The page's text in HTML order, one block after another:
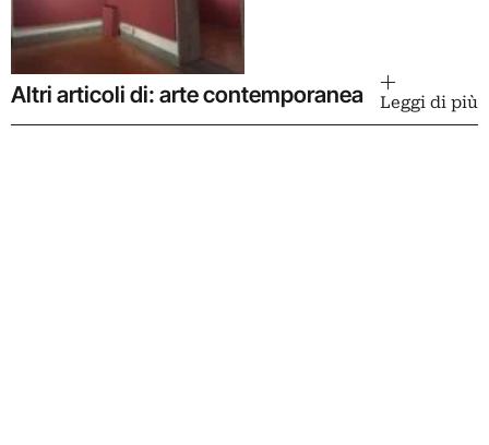
Altri articoli di: arte contemporanea Leggi di più